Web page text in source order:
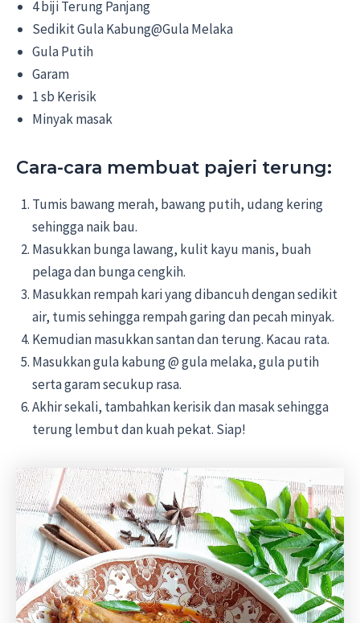
4 biji Terung Panjang
Sedikit Gula Kabung@Gula Melaka
Gula Putih
Garam
1 sb Kerisik
Minyak masak
Cara-cara membuat pajeri terung:
Tumis bawang merah, bawang putih, udang kering
sehingga naik bau.
Masukkan bunga lawang, kulit kayu manis, buah
pelaga dan bunga cengkih.
Masukkan rempah kari yang dibancuh dengan sedikit
air, tumis sehingga rempah garing dan pecah minyak.
Kemudian masukkan santan dan terung. Kacau rata.
Masukkan gula kabung @ gula melaka, gula putih
serta garam secukup rasa.
Akhir sekali, tambahkan kerisik dan masak sehingga
terung lembut dan kuah pekat. Siap!